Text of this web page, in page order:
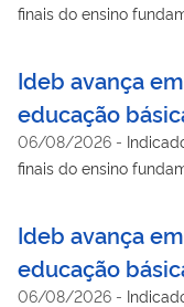
finais do ensino
Ideb avança
educação
06/08/2026 -
finais do ensino
Ideb avança
educação
06/08/2026 -